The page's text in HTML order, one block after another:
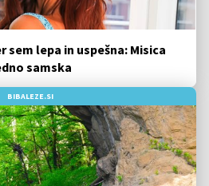
sem lepa in uspešna: Misica
samska
BIBALEZE.SI